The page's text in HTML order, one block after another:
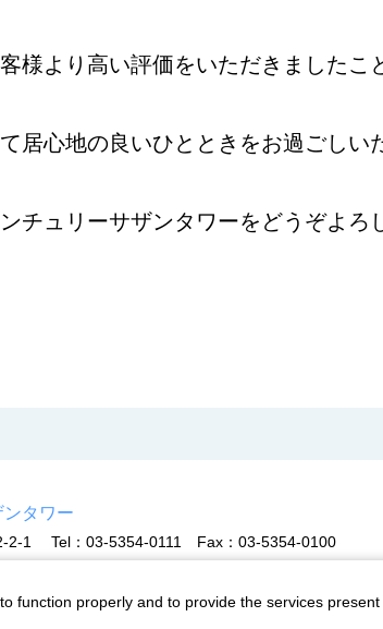
様より高い評価をいただきました
居心地の良いひとときをお過ごしい
チュリーサザンタワーをどうぞよろ
タワー
2-1 Tel：03-5354-0111 Fax：03-5354-0100
function properly and to provide the services